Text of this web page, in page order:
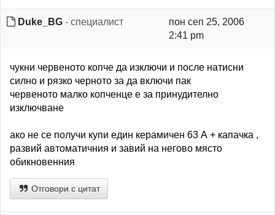
Duke_BG - специалист
пон сеп 25, 2006
2:41 pm
чукни червеното копче да изключи и после натисни
силно и рязко черното за да включи пак
червеното малко копченце е за принудително
изключване
ако не се получи купи един керамичен 63 А + капачка ,
развий автоматичния и завий на негово място
обикновенния
Отговори с цитат